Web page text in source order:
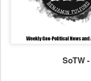
SoTW -